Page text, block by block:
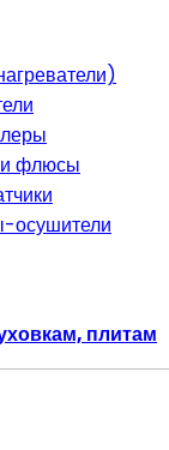
флюсы
осушители
плитам